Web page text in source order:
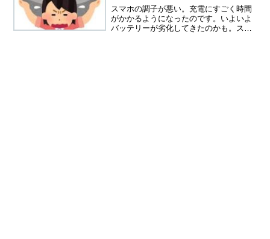
スマホの調子が悪い。充電にすごく時間
がかかるようになったのです。いよいよ
バッテリーが劣化してきたのかも。スマ